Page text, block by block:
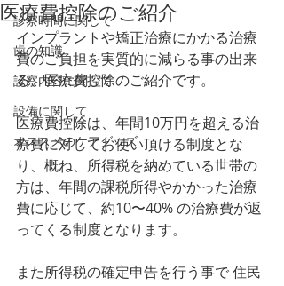
診察時間に関して
歯の知識
診察内容に関して
設備に関して
オススメのケアグッズ
医療費控除のご紹介
インプラントや矯正治療にかかる治療
費のご負担を実質的に減らる事の出来
る、医療費控除のご紹介です。
医療費控除は、年間10万円を超える治
療費に対してお使い頂ける制度とな
り、概ね、所得税を納めている世帯の
方は、年間の課税所得やかかった治療
費に応じて、約10〜40% の治療費が返
ってくる制度となります。
また所得税の確定申告を行う事で 住民